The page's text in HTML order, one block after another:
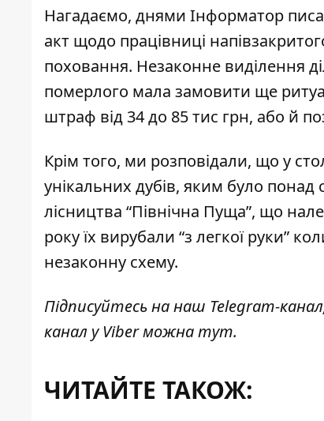
Нагадаємо, днями Інформатор
акт щодо працівниці
поховання. Незаконне виділення
померлого мала замовити ще
штраф від 34 до 85 тис грн, або й
Крім того, ми розповідали, що у
унікальних дубів, яким було понад
лісництва “Північна Пуща”, що
року їх вирубали “з легкої руки”
незаконну схему.
Підписуйтесь на наш Telegram-канал
канал у Viber можнатут.
ЧИТАЙТЕ ТАКОЖ: